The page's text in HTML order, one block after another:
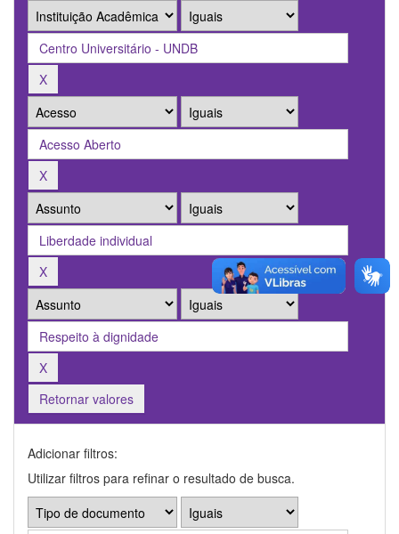
Retornar valores
Adicionar filtros:
Utilizar filtros para refinar o resultado de busca.